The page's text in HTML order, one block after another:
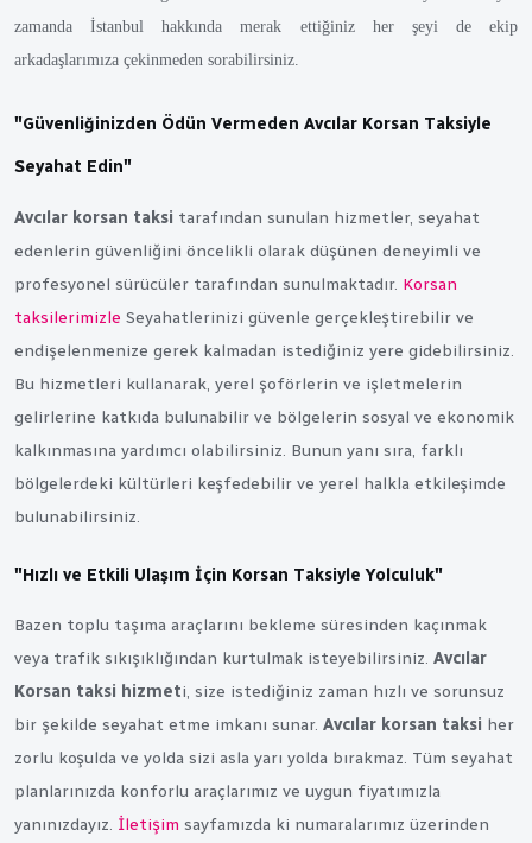
zamanda İstanbul hakkında merak ettiğiniz her şeyi de ekip
arkadaşlarımıza çekinmeden sorabilirsiniz.
"Güvenliğinizden Ödün Vermeden Avcılar Korsan Taksiyle
Seyahat Edin"
Avcılar korsan taksi tarafından sunulan hizmetler, seyahat
edenlerin güvenliğini öncelikli olarak düşünen deneyimli ve
profesyonel sürücüler tarafından sunulmaktadır. Korsan
taksilerimizle Seyahatlerinizi güvenle gerçekleştirebilir ve
endişelenmenize gerek kalmadan istediğiniz yere gidebilirsiniz.
Bu hizmetleri kullanarak, yerel şoförlerin ve işletmelerin
gelirlerine katkıda bulunabilir ve bölgelerin sosyal ve ekonomik
kalkınmasına yardımcı olabilirsiniz. Bunun yanı sıra, farklı
bölgelerdeki kültürleri keşfedebilir ve yerel halkla etkileşimde
bulunabilirsiniz.
"Hızlı ve Etkili Ulaşım İçin Korsan Taksiyle Yolculuk"
Bazen toplu taşıma araçlarını bekleme süresinden kaçınmak
veya trafik sıkışıklığından kurtulmak isteyebilirsiniz. Avcılar
Korsan taksi hizmeti, size istediğiniz zaman hızlı ve sorunsuz
bir şekilde seyahat etme imkanı sunar. Avcılar korsan taksi her
zorlu koşulda ve yolda sizi asla yarı yolda bırakmaz. Tüm seyahat
planlarınızda konforlu araçlarımız ve uygun fiyatımızla
yanınızdayız. İletişim sayfamızda ki numaralarımız üzerinden